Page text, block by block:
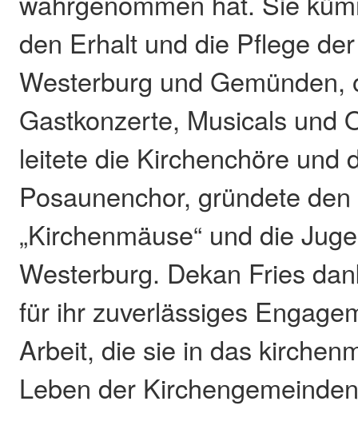
den Erhalt und die Pflege
Westerburg und Gemünden,
Gastkonzerte, Musicals und
leitete die Kirchenchöre und
Posaunenchor, gründete
„Kirchenmäuse“ und die
Westerburg. Dekan Fries
für ihr zuverlässiges
Arbeit, die sie in das
Leben der